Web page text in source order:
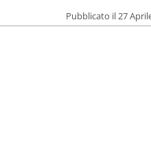
Pubblicato il 27